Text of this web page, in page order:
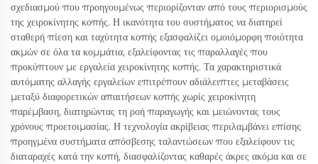
σχεδιασμού που προηγουμένως περιορίζονταν από τους περιορισμούς
της χειροκίνητης κοπής. Η ικανότητα του συστήματος να διατηρεί
σταθερή πίεση και ταχύτητα κοπής εξασφαλίζει ομοιόμορφη ποιότητα
ακμών σε όλα τα κομμάτια, εξαλείφοντας τις παραλλαγές που
προκύπτουν με εργαλεία χειροκίνητης κοπής. Τα χαρακτηριστικά
αυτόματης αλλαγής εργαλείων επιτρέπουν αδιάλειπτες μεταβάσεις
μεταξύ διαφορετικών απαιτήσεων κοπής χωρίς χειροκίνητη
παρέμβαση, διατηρώντας τη ροή παραγωγής και μειώνοντας τους
χρόνους προετοιμασίας. Η τεχνολογία ακρίβειας περιλαμβάνει επίσης
προηγμένα συστήματα απόσβεσης ταλαντώσεων που εξαλείφουν τις
διαταραχές κατά την κοπή, διασφαλίζοντας καθαρές άκρες ακόμα και σε